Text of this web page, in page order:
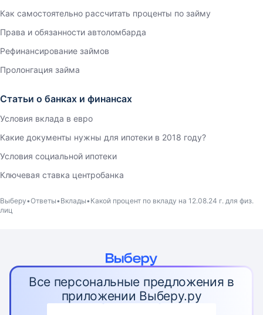
Как самостоятельно рассчитать проценты по займу
Права и обязанности автоломбарда
Рефинансирование займов
Пролонгация займа
Статьи о банках и финансах
Условия вклада в евро
Какие документы нужны для ипотеки в 2018 году?
Условия социальной ипотеки
Ключевая ставка центробанка
Выберу Ответы Вклады Какой процент по вкладу на 12.08.24 г. для физ.
лиц
Все персональные предложения в
приложении Выберу.ру